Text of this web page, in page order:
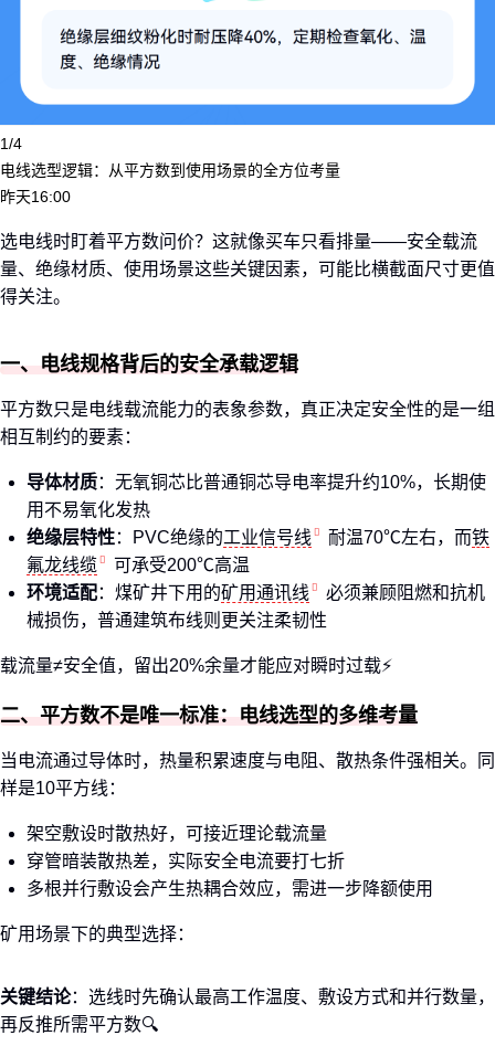
1/4
电线选型逻辑：从平方数到使用场景的全方位考量
昨天16:00
选电线时盯着平方数问价？这就像买车只看排量——安全载流
量、绝缘材质、使用场景这些关键因素，可能比横截面尺寸更值
得关注。
一、电线规格背后的安全承载逻辑
平方数只是电线载流能力的表象参数，真正决定安全性的是一组
相互制约的要素：
导体材质：无氧铜芯比普通铜芯导电率提升约10%，长期使
用不易氧化发热
绝缘层特性：PVC绝缘的工业信号线 耐温70℃左右，而铁
氟龙线缆
可承受200℃高温
环境适配：煤矿井下用的矿用通讯线
必须兼顾阻燃和抗机
械损伤，普通建筑布线则更关注柔韧性
载流量≠安全值，留出20%余量才能应对瞬时过载⚡
二、平方数不是唯一标准：电线选型的多维考量
当电流通过导体时，热量积累速度与电阻、散热条件强相关。同
样是10平方线：
架空敷设时散热好，可接近理论载流量
穿管暗装散热差，实际安全电流要打七折
多根并行敷设会产生热耦合效应，需进一步降额使用
矿用场景下的典型选择：
关键结论：选线时先确认最高工作温度、敷设方式和并行数量，
再反推所需平方数🔍